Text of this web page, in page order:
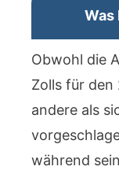
Was
Obwohl die
Zolls für den
andere als
während